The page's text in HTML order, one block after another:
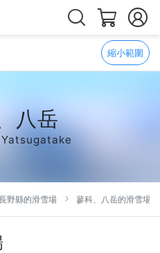
縮小範圍
八岳
野縣的滑雪場 蓼科、八岳的滑雪場